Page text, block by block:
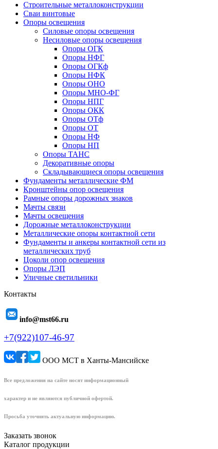
Строительные металлоконструкции
Сваи винтовые
Опоры освещения
Силовые опоры освещения
Несиловые опоры освещения
Опоры ОГК
Опоры НФГ
Опоры ОГКф
Опоры НФК
Опоры ОНО
Опоры МНО-ФГ
Опоры НПГ
Опоры ОКК
Опоры ОТф
Опоры ОТ
Опоры НФ
Опоры НП
Опоры ТАНС
Декоративные опоры
Складывающиеся опоры освещения
Фундаменты металлические ФМ
Кронштейны опор освещения
Рамные опоры дорожных знаков
Мачты связи
Мачты освещения
Дорожные металлоконструкции
Металлические опоры контактной сети
Фундаменты и анкеры контактной сети из
металлических труб
Цоколи опор освещения
Опоры ЛЭП
Уличные светильники
Контакты
info@mst66.ru
+7(922)107-46-97
ООО МСТ в Ханты-Мансийске
Все предложения на сайте носят информационный
характер и не являются публичной офертой.
Просьба уточнять актуальную информацию.
Заказать звонок
Каталог продукции